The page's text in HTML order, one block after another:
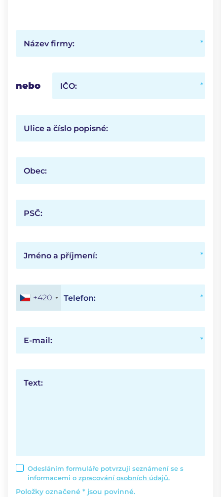
Název firmy:
nebo IČO:
Ulice a číslo popisné:
Obec:
PSČ:
Jméno a příjmení:
Telefon:
+420
E-mail:
Text:
Odesláním formuláře potvrzuji seznámení se s
informacemi o zpracování osobních údajů.
Položky označené * jsou povinné.